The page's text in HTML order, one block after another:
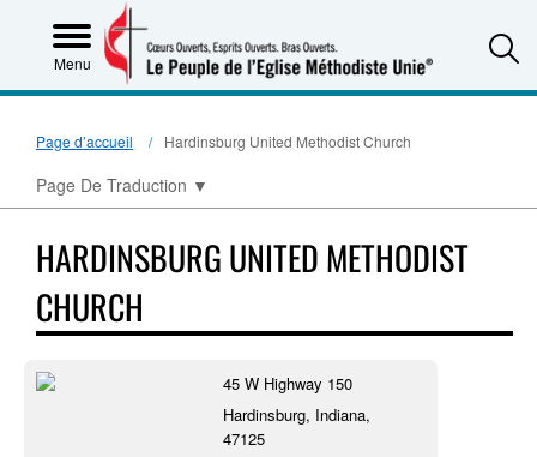
Menu
Page d’accueil Hardinsburg United Methodist Church
Page De Traduction ▼
HARDINSBURG UNITED METHODIST
CHURCH
45 W Highway 150
Hardinsburg, Indiana,
47125